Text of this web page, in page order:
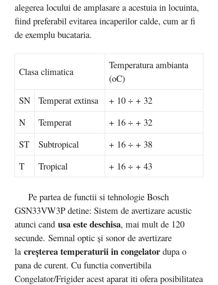
alegerea locului de amplasare a acestuia in locuinta,
fiind preferabil evitarea incaperilor calde, cum ar fi
de exemplu bucataria.
Clasa climatica
Temperatura ambianta
(oC)
SN
Temperat extinsa
+ 10 ÷ + 32
N
Temperat
+ 16 ÷ + 32
ST
Subtropical
+ 16 ÷ + 38
T
Tropical + 16 ÷ + 43
Pe partea de functii si tehnologie Bosch
GSN33VW3P detine: Sistem de avertizare acustic
atunci cand usa este deschisa, mai mult de 120
secunde. Semnal optic şi sonor de avertizare
la creşterea temperaturii in congelator dupa o
pana de curent. Cu functia convertibila
Congelator/Frigider acest aparat iti ofera posibilitatea